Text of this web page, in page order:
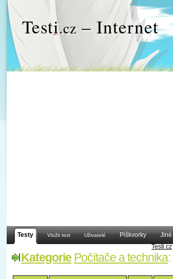
Testi.cz – Internet
Testy Vložit test Uživatelé Piškvorky
Jiné
Testi.cz
Kategorie Počítače a technika: